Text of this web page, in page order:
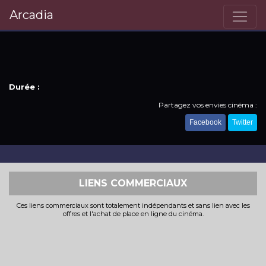
Arcadia
Durée :
Partagez vos envies cinéma :
Facebook Twitter
LIENS COMMERCIAUX
Ces liens commerciaux sont totalement indépendants et sans lien avec les
offres et l'achat de place en ligne du cinéma.